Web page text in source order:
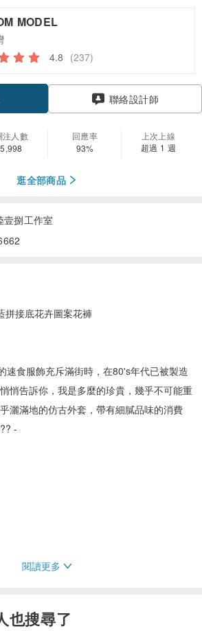
MODEL
4.8 (237)
聯絡設計師
注人數
5,998
回應率
93%
上次上線
超過 1 週
逛全部商品
壹捌工作室
拼接底花卉圖案花褲
速食服飾充斥滿街時，在80's年代已被製造
悄告訴你，我是多麼的珍貴，幾乎不可能重
灑滿地的仿古外套，帶有細膩品味的消費
-
閱讀更多
也搜尋了